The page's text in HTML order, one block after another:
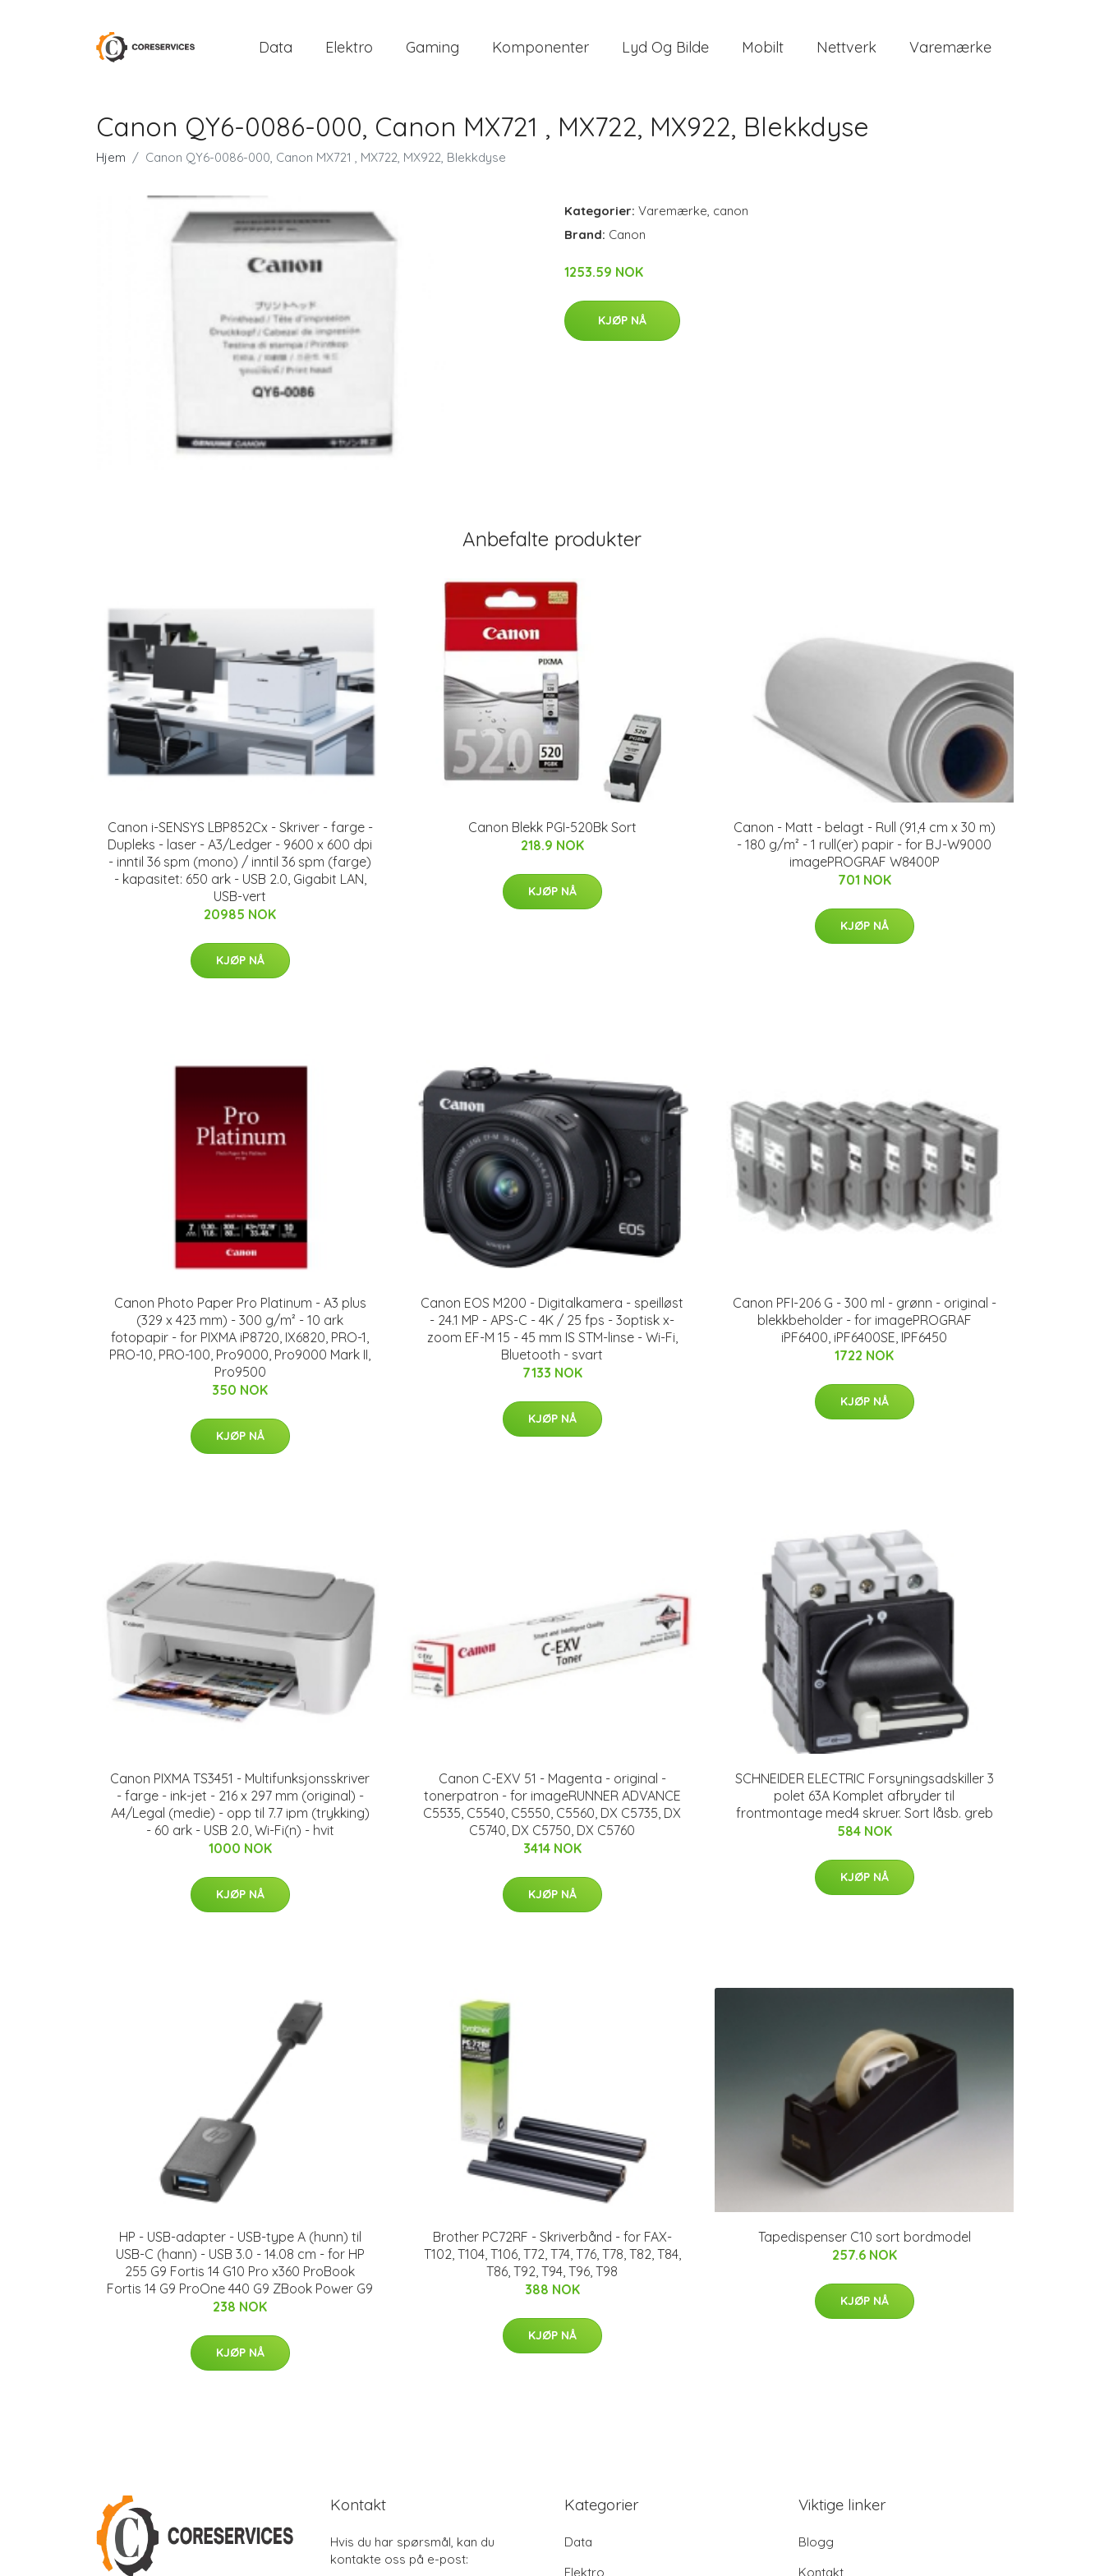
Data Elektro Gaming Komponenter Lyd Og Bilde Mobilt Nettverk Varemærke
Canon QY6-0086-000, Canon MX721 , MX722, MX922, Blekkdyse
Hjem Canon QY6-0086-000, Canon MX721 , MX722, MX922, Blekkdyse
Kategorier: Varemærke, canon
Brand: Canon
1253.59 NOK
KJØP NÅ
Anbefalte produkter
Canon i-SENSYS LBP852Cx - Skriver - farge -
Dupleks - laser - A3/Ledger - 9600 x 600 dpi
- inntil 36 spm (mono) / inntil 36 spm (farge)
- kapasitet: 650 ark - USB 2.0, Gigabit LAN,
USB-vert
20985 NOK
KJØP NÅ
Canon Blekk PGI-520Bk Sort
218.9 NOK
KJØP NÅ
Canon - Matt - belagt - Rull (91,4 cm x 30 m)
- 180 g/m² - 1 rull(er) papir - for BJ-W9000
imagePROGRAF W8400P
701 NOK
KJØP NÅ
Canon Photo Paper Pro Platinum - A3 plus
(329 x 423 mm) - 300 g/m² - 10 ark
fotopapir - for PIXMA iP8720, IX6820, PRO-1,
PRO-10, PRO-100, Pro9000, Pro9000 Mark II,
Pro9500
350 NOK
KJØP NÅ
Canon EOS M200 - Digitalkamera - speilløst
- 24.1 MP - APS-C - 4K / 25 fps - 3optisk x-
zoom EF-M 15 - 45 mm IS STM-linse - Wi-Fi,
Bluetooth - svart
7133 NOK
KJØP NÅ
Canon PFI-206 G - 300 ml - grønn - original -
blekkbeholder - for imagePROGRAF
iPF6400, iPF6400SE, IPF6450
1722 NOK
KJØP NÅ
Canon PIXMA TS3451 - Multifunksjonsskriver
- farge - ink-jet - 216 x 297 mm (original) -
A4/Legal (medie) - opp til 7.7 ipm (trykking)
- 60 ark - USB 2.0, Wi-Fi(n) - hvit
1000 NOK
KJØP NÅ
Canon C-EXV 51 - Magenta - original -
tonerpatron - for imageRUNNER ADVANCE
C5535, C5540, C5550, C5560, DX C5735, DX
C5740, DX C5750, DX C5760
3414 NOK
KJØP NÅ
SCHNEIDER ELECTRIC Forsyningsadskiller 3
polet 63A Komplet afbryder til
frontmontage med4 skruer. Sort låsb. greb
584 NOK
KJØP NÅ
HP - USB-adapter - USB-type A (hunn) til
USB-C (hann) - USB 3.0 - 14.08 cm - for HP
255 G9 Fortis 14 G10 Pro x360 ProBook
Fortis 14 G9 ProOne 440 G9 ZBook Power G9
238 NOK
KJØP NÅ
Brother PC72RF - Skriverbånd - for FAX-
T102, T104, T106, T72, T74, T76, T78, T82, T84,
T86, T92, T94, T96, T98
388 NOK
KJØP NÅ
Tapedispenser C10 sort bordmodel
257.6 NOK
KJØP NÅ
Kontakt
Hvis du har spørsmål, kan du
kontakte oss på e-post:
Kategorier
Data
Elektro
Viktige linker
Blogg
Kontakt